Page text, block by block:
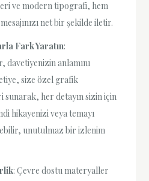
ve modern tipografi, hem
net bir şekilde iletir.
Fark Yaratın:
davetiyenizin anlamını
size özel grafik
sunarak, her detayın sizin için
hikayenizi veya temayı
unutulmaz bir izlenim
: Çevre dostu materyaller